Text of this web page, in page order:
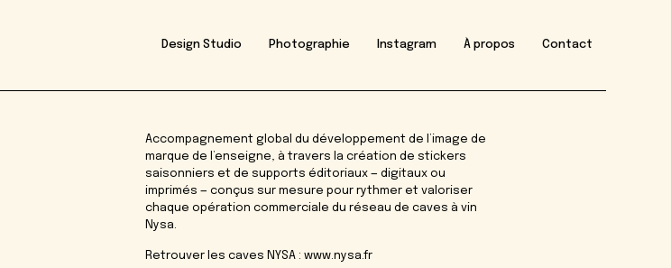
Design Studio Photographie Instagram À propos Contact
Accompagnement global du développement de l’image de
marque de l’enseigne, à travers la création de stickers
saisonniers et de supports éditoriaux — digitaux ou
imprimés — conçus sur mesure pour rythmer et valoriser
chaque opération commerciale du réseau de caves à vin
Nysa.
Retrouver les caves NYSA :www.nysa.fr